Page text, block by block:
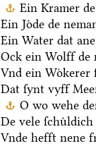
Ein Kramer
Ein Joͤde de
Ein Water dat
Ock ein Wolff de
Vnd ein Woͤkerer
Dat ſynt vyff
O wo wehe
De vele ſchuͤldich
Vnde hefft nene